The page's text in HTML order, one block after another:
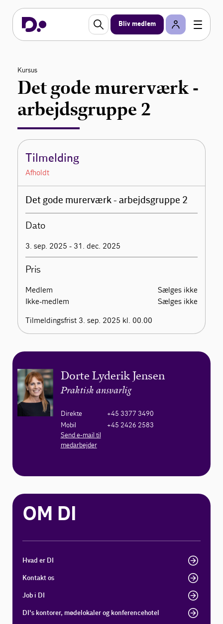
Bliv medlem
Kursus
Det gode murerværk -
arbejdsgruppe 2
Tilmelding
Afholdt
Det gode murerværk - arbejdsgruppe 2
Dato
3. sep. 2025 - 31. dec. 2025
Pris
Medlem
Sælges ikke
Ikke-medlem
Sælges ikke
Tilmeldingsfrist 3. sep. 2025 kl. 00.00
Dorte Lyderik Jensen
Praktisk ansvarlig
Direkte
+45 3377 3490
Mobil
+45 2426 2583
Send e-mail til
medarbejder
OM DI
Hvad er DI
Kontakt os
Job i DI
DI's kontorer, mødelokaler og konferencehotel